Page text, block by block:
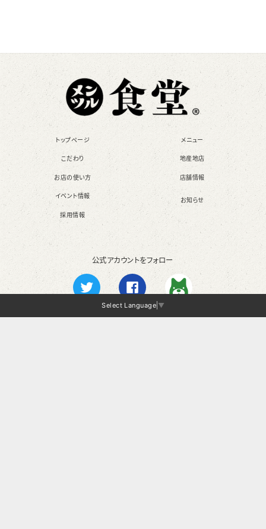
トップページ メニュー
こだわり 地産地店
お店の使い方 店舗情報
イベント情報
お知らせ
採用情報
公式アカウントをフォロー
Facebook
Select Language ▼